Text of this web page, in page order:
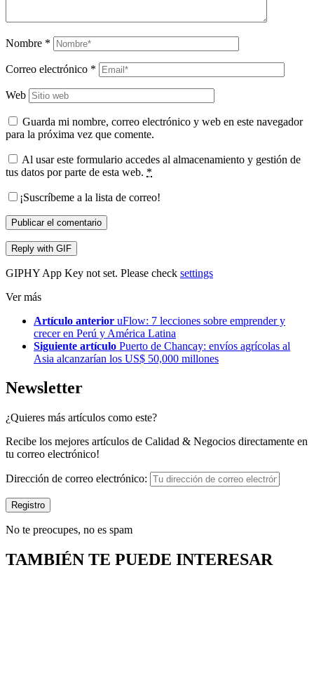
Nombre *
Correo electrónico *
Web
Guarda mi nombre, correo electrónico y web en este navegador
para la próxima vez que comente.
Al usar este formulario accedes al almacenamiento y gestión de
tus datos por parte de esta web. *
¡Suscríbeme a la lista de correo!
Publicar el comentario
Reply with GIF
GIPHY App Key not set. Please check settings
Ver más
Artículo anterior uFlow: 7 lecciones sobre emprender y
crecer en Perú y América Latina
Siguiente artículo Puerto de Chancay: envíos agrícolas al
Asia alcanzarían los US$ 50,000 millones
Newsletter
¿Quieres más artículos como este?
Recibe los mejores artículos de Calidad & Negocios directamente en
tu correo electrónico!
Dirección de correo electrónico:
No te preocupes, no es spam
TAMBIÉN TE PUEDE INTERESAR